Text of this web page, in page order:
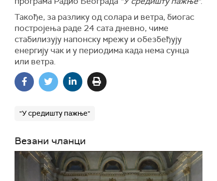
Такође, за разлику од солара и ветра, биогас
постројења раде 24 сата дневно, чиме
стабилизују напонску мрежу и обезбеђују
енергију чак и у периодима када нема сунца
или ветра.
"У средишту пажње"
Везани чланци